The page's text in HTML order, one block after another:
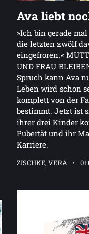
Ava liebt
»Ich bin gerade
die letzten zwölf
eingefroren.«
UND FRAU
Spruch kann Ava
Leben wird schon
komplett von der
bestimmt. Jetzt ist
ihrer drei Kinder
Pubertät und ihr
Karriere.
ZISCHKE, VERA